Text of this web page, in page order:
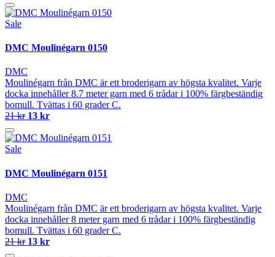
Sale
DMC Moulinégarn 0150
DMC
Moulinégarn från DMC är ett broderigarn av högsta kvalitet. Varje
docka innehåller 8.7 meter garn med 6 trådar i 100% färgbeständig
bomull. Tvättas i 60 grader C.
21 kr 13 kr
Sale
DMC Moulinégarn 0151
DMC
Moulinégarn från DMC är ett broderigarn av högsta kvalitet. Varje
docka innehåller 8 meter garn med 6 trådar i 100% färgbeständig
bomull. Tvättas i 60 grader C.
21 kr 13 kr